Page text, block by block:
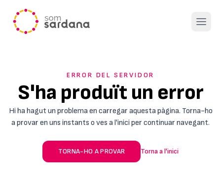
Open
ERROR DEL SERVIDOR
S'ha produït un error
Hi ha hagut un problema en carregar aquesta pàgina. Torna-ho
a provar en uns instants o ves a l'inici per continuar navegant.
TORNA-HO A PROVAR Torna a l'inici